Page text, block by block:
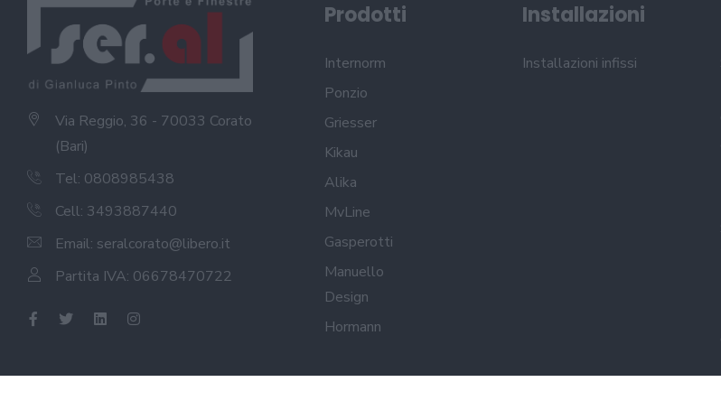
Via Reggio, 36 - 70033 Corato
(Bari)
Tel: 0808985438
Cell: 3493887440
Email: seralcorato@libero.it
Partita IVA: 06678470722
Prodotti
Internorm
Ponzio
Griesser
Kikau
Alika
MvLine
Gasperotti
Manuello
Design
Hormann
Installazioni
Installazioni infissi